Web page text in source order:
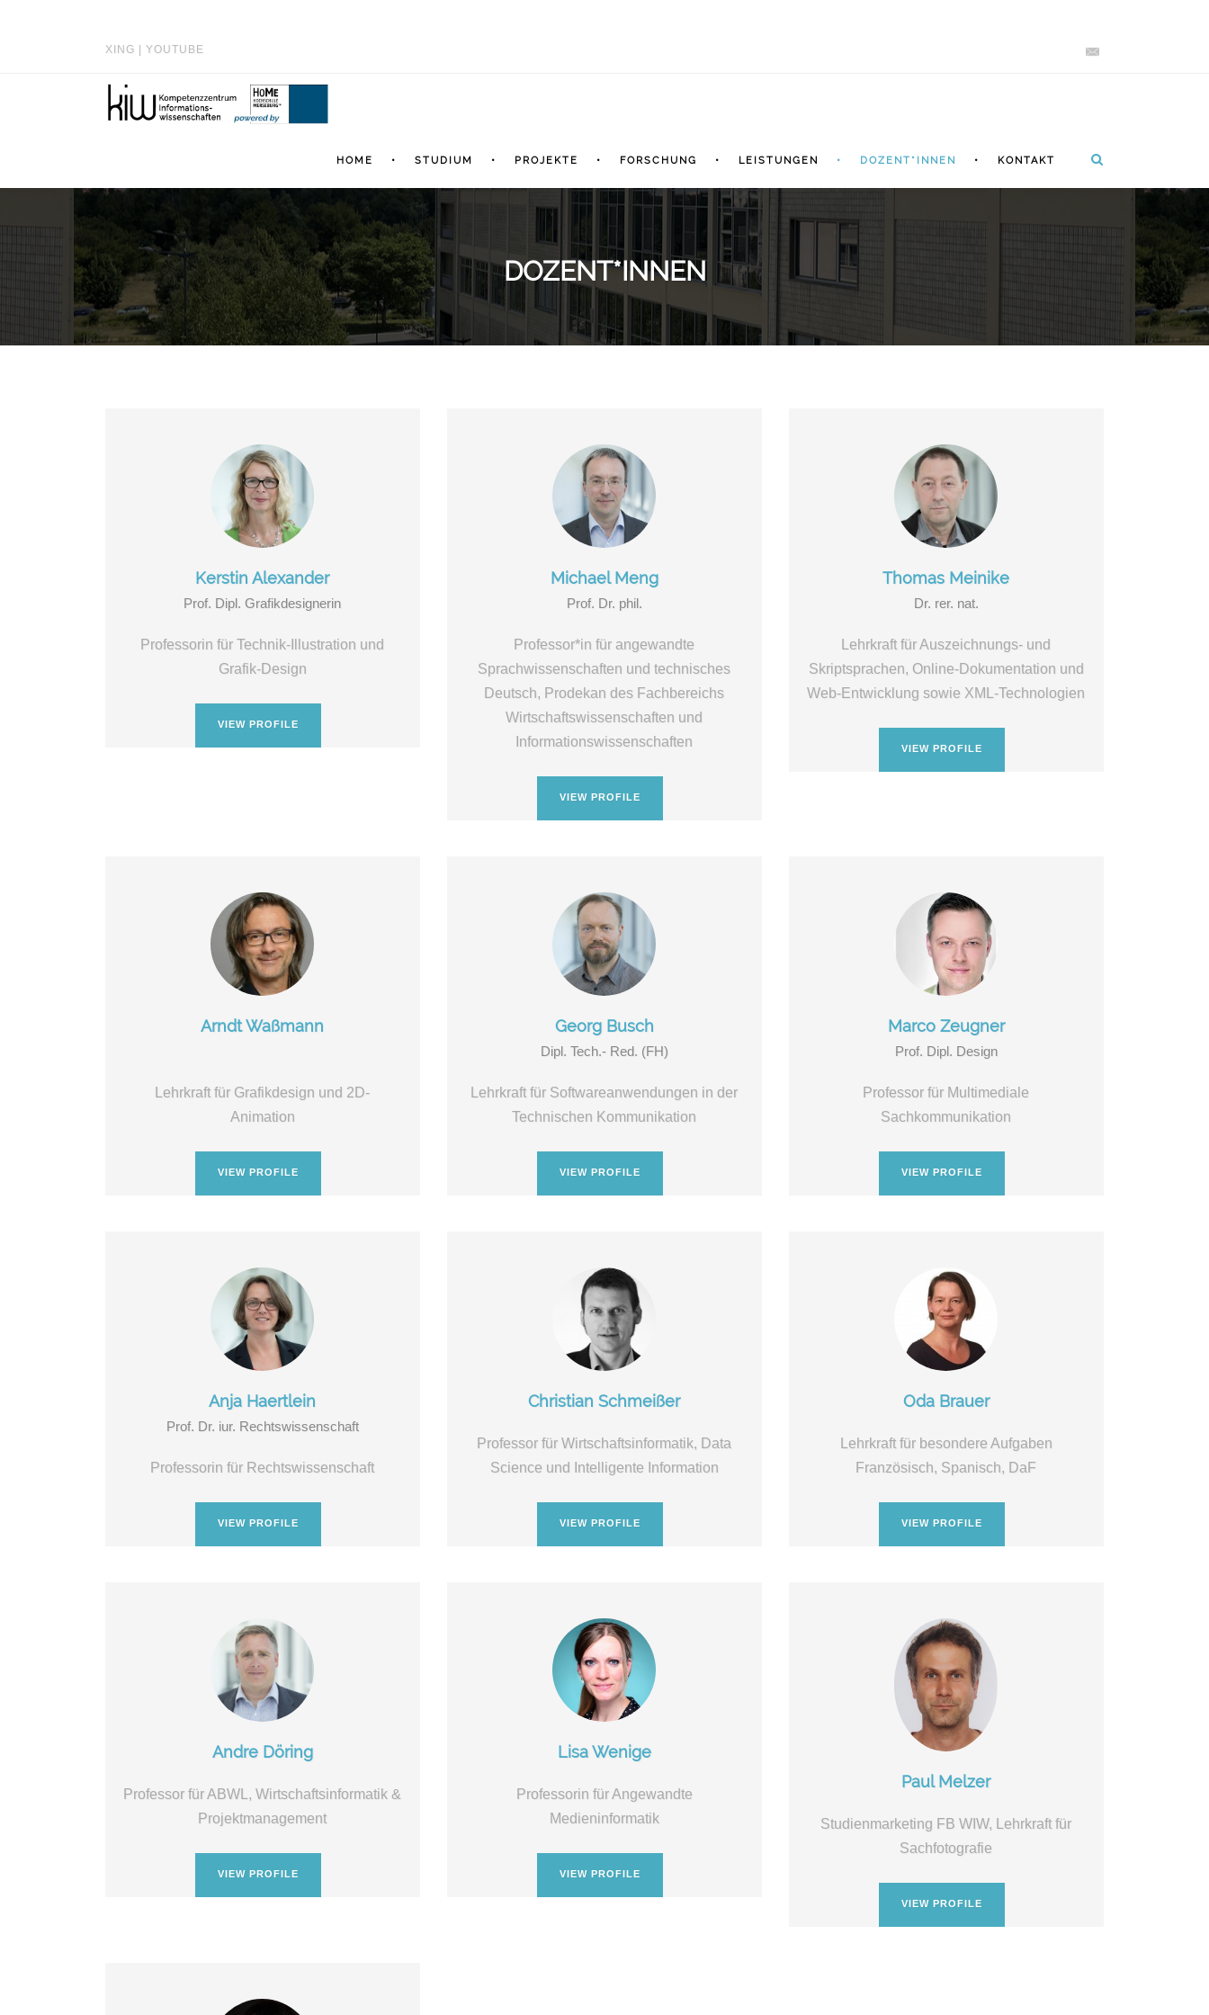
XING YOUTUBE
HOME STUDIUM PROJEKTE FORSCHUNG LEISTUNGEN DOZENT*INNEN KONTAKT
DOZENT*INNEN
Kerstin Alexander
Prof. Dipl. Grafikdesignerin
Professorin für Technik-Illustration und
Grafik-Design
VIEW PROFILE
Michael Meng
Prof. Dr. phil.
Professor*in für angewandte
Sprachwissenschaften und technisches
Deutsch, Prodekan des Fachbereichs
Wirtschaftswissenschaften und
Informationswissenschaften
VIEW PROFILE
Thomas Meinike
Dr. rer. nat.
Lehrkraft für Auszeichnungs- und
Skriptsprachen, Online-Dokumentation und
Web-Entwicklung sowie XML-Technologien
VIEW PROFILE
Arndt Waßmann
Lehrkraft für Grafikdesign und 2D-
Animation
VIEW PROFILE
Georg Busch
Dipl. Tech.- Red. (FH)
Lehrkraft für Softwareanwendungen in der
Technischen Kommunikation
VIEW PROFILE
Marco Zeugner
Prof. Dipl. Design
Professor für Multimediale
Sachkommunikation
VIEW PROFILE
Anja Haertlein
Prof. Dr. iur. Rechtswissenschaft
Professorin für Rechtswissenschaft
VIEW PROFILE
Christian Schmeißer
Professor für Wirtschaftsinformatik, Data
Science und Intelligente Information
VIEW PROFILE
Oda Brauer
Lehrkraft für besondere Aufgaben
Französisch, Spanisch, DaF
VIEW PROFILE
Andre Döring
Professor für ABWL, Wirtschaftsinformatik &
Projektmanagement
VIEW PROFILE
Lisa Wenige
Professorin für Angewandte
Medieninformatik
VIEW PROFILE
Paul Melzer
Studienmarketing FB WIW, Lehrkraft für
Sachfotografie
VIEW PROFILE